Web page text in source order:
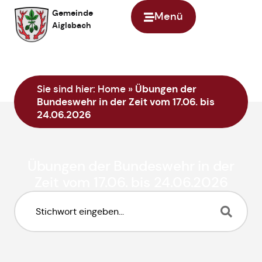
Menü
Gemeinde
Aiglsbach
Sie sind hier: Home » Übungen der
Bundeswehr in der Zeit vom 17.06. bis
24.06.2026